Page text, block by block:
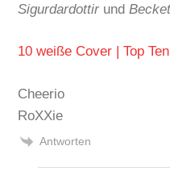
Sigurdardottir und
10 weiße Cover | Top
Cheerio
RoXXie
Antworten